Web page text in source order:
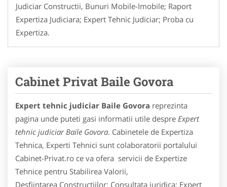
Judiciar Constructii, Bunuri Mobile-Imobile; Raport
Expertiza Judiciara; Expert Tehnic Judiciar; Proba cu
Expertiza.
Cabinet Privat Baile Govora
Expert tehnic judiciar Baile Govora reprezinta
pagina unde puteti gasi informatii utile despre Expert
tehnic judiciar Baile Govora. Cabinetele de Expertiza
Tehnica, Experti Tehnici sunt colaboratorii portalului
Cabinet-Privat.ro ce va ofera servicii de Expertize
Tehnice pentru Stabilirea Valorii,
Desfiintarea Constructiilor; Consultata juridica; Expert